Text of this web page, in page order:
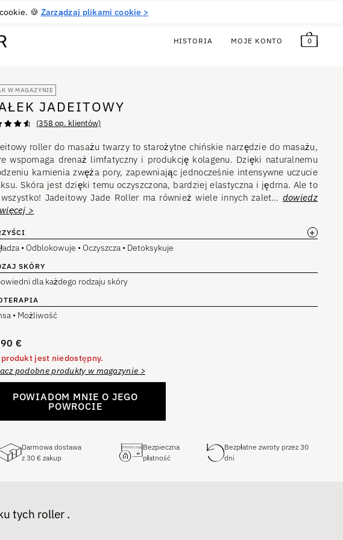
🍪 Zarządzaj plikami cookie >
HISTORIA MOJE KONTO 0
W MAGAZYNIE
JADEITOWY
(358 op. klientów)
roller do masażu twarzy to starożytne chińskie narzędzie do masażu,
wspomaga drenaż limfatyczny i produkcję kolagenu. Dzięki naturalnemu
kamienia zwęża pory, zapewniając jednocześnie intensywne uczucie
Skóra jest dzięki temu oczyszczona, bardziej elastyczna i jędrna. Ale to
Jadeitowy Jade Roller ma również wiele innych zalet… dowiedz
>
+
• Odblokowuje • Oczyszcza • Detoksykuje
SKÓRY
dla każdego rodzaju skóry
• Możliwość
€
produkt jest niedostępny.
podobne produkty w magazynie >
POWIADOM MNIE O JEGO
POWROCIE
Darmowa dostawa
z30€ zakup
Bezpieczna
płatność
Bezpłatne zwroty przez 30
dni
tych roller .